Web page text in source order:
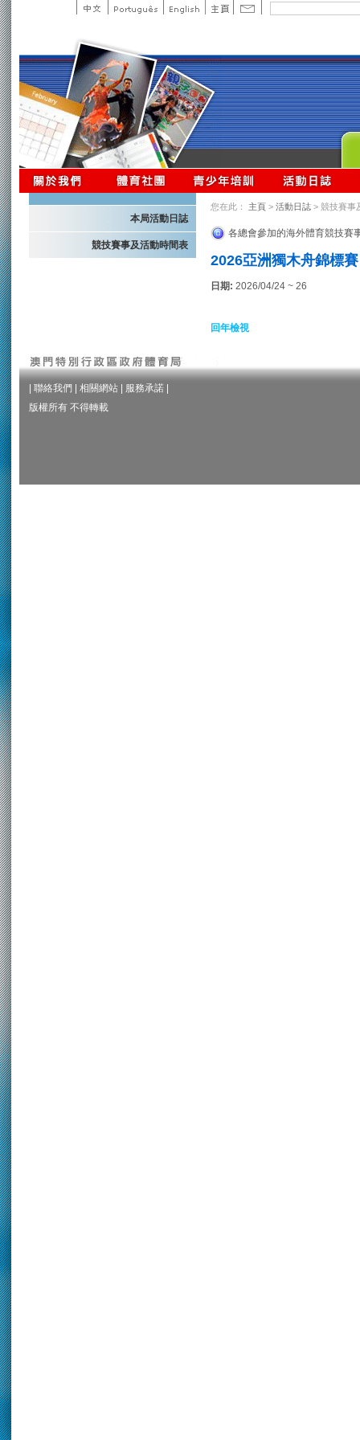
本局活動日誌
競技賽事及活動時間表
您在此： 主頁 > 活動日誌 > 競技賽事
各總會參加的海外體育競技賽
2026亞洲獨木舟錦標
日期: 2026/04/24 ~ 26
回年檢視
聯絡我們 相關網站 服務承諾
版權所有 不得轉載